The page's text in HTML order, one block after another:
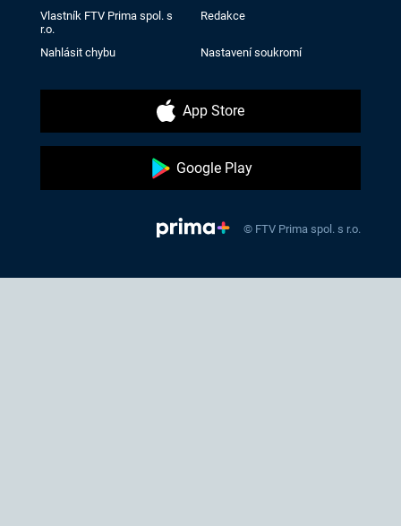
Vlastník FTV Prima spol. s
r.o.
Redakce
Nahlásit chybu Nastavení soukromí
App Store
Google Play
© FTV Prima spol. s r.o.